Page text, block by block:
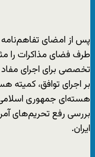
پس از امضای تفاهم‌نامه
طرف فضای مذاکرات را
تخصصی برای اجرای
بر اجرای توافق، کمیته
بررسی رفع تحریم‌های
ایران.